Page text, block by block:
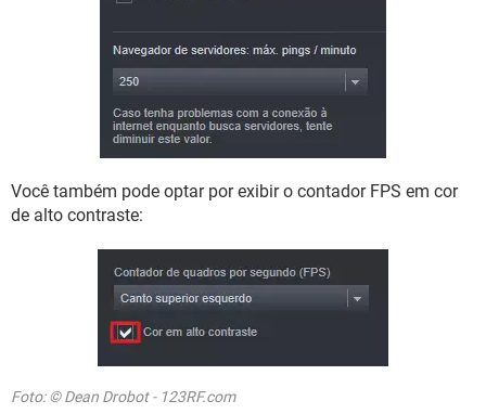
Você também pode optar por exibir o contador FPS em cor
de alto contraste:
Foto: © Dean Drobot - 123RF.com